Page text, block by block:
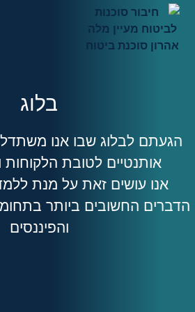
בלוג
הגעתם לבלוג שבו אנו
אותנטיים לטובת הלקוחות
אנו עושים זאת על מנת
הדברים החשובים ביותר
והפיננסים